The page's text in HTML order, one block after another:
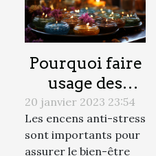
Pourquoi faire
usage des
encens anti-
stress ?
20 janvier 2023 23:54
Les encens anti-stress
sont importants pour
assurer le bien-être